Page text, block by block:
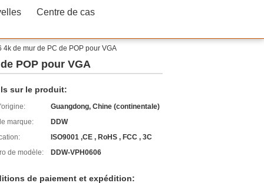
Centre de cas
de mur de PC de POP pour VGA
POP pour VGA
sur le produit:
Guangdong, Chine (continentale)
marque:
DDW
ISO9001 ,CE , RoHS , FCC , 3C
de modèle:
DDW-VPH0606
de paiement et expédition: